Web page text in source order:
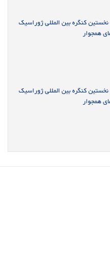
کنگره بین المللی ژوراسیک
همجوار
کنگره بین المللی ژوراسیک
همجوار